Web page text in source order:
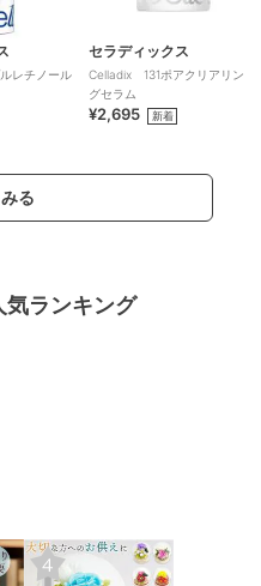
レチノール
セラディックス
Celladix 131ポアクリアリン
グセラム
¥2,695 新着
る
気ランキング